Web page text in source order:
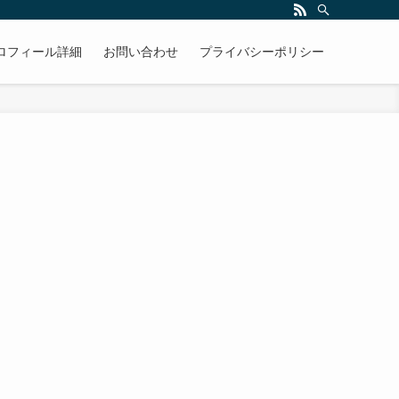
フィール詳細 お問い合わせ プライバシーポリシー